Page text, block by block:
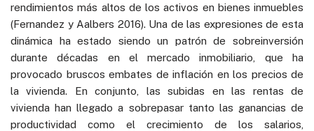
rendimientos más altos de los activos en bienes inmuebles
(Fernandez y Aalbers 2016). Una de las expresiones de esta
dinámica ha estado siendo un patrón de sobreinversión
durante décadas en el mercado inmobiliario, que ha
provocado bruscos embates de inflación en los precios de
la vivienda. En conjunto, las subidas en las rentas de
vivienda han llegado a sobrepasar tanto las ganancias de
productividad como el crecimiento de los salarios,